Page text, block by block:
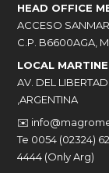
HEAD OFFICE
ACCESO
C.P. B6600AGA,
LOCAL
AV. DEL
,ARGENTINA
✉️
Te 0054 (02324)
4444 (Only Arg)